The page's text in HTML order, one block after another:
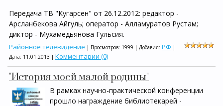
Передача ТВ "Кугарсен" от 26.12.2012: редактор -
Арсланбекова Айгуль; оператор - Алламуратов Рустам;
диктор - Мухамедьянова Гульсия.
Районное телевидение | Просмотров: 1999 | Добавил: РФ |
Дата: 11.01.2013 | Комментарии (0)
"История моей малой родины"
В рамках научно-практической конференции
прошло награждение библиотекарей -